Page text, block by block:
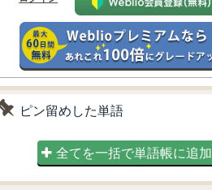
ピン留めした単語
全てを一括で単語帳に追加